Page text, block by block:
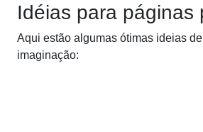
Idéias para páginas
Aqui estão algumas ótimas ideias
imaginação: